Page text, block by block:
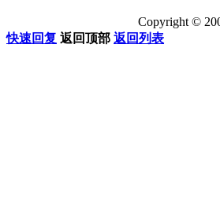
Copyright ©
快速回复 返回顶部 返回列表